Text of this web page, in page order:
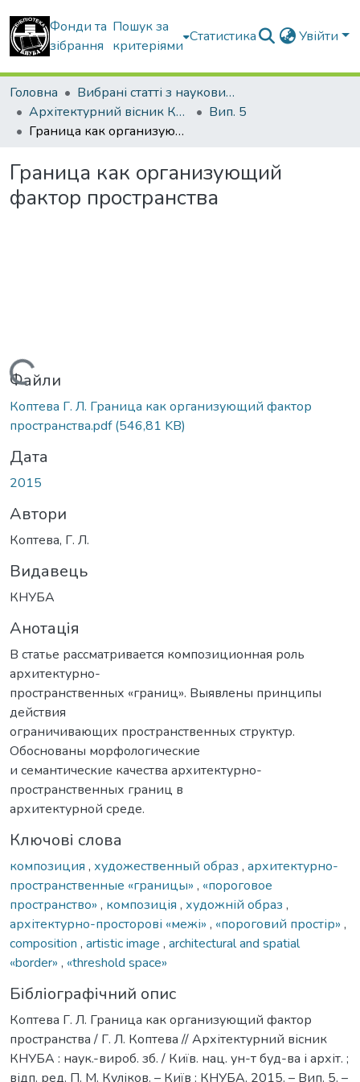
Фонди та
зібрання
Пошук за
критеріями
Статистика Увійти
Головна
Вибрані статті з наукових збірників КНУБА
Архітектурний вісник КНУБА
Вип. 5
Граница как организующий фактор пространства
Граница как организующий
фактор пространства
Вантажиться...
Файли
Коптева Г. Л. Граница как организующий фактор
пространства.pdf(546,81 KB)
Дата
2015
Автори
Коптева, Г. Л.
Видавець
КНУБА
Анотація
В статье рассматривается композиционная роль
архитектурно-
пространственных «границ». Выявлены принципы
действия
ограничивающих пространственных структур.
Обоснованы морфологические
и семантические качества архитектурно-
пространственных границ в
архитектурной среде.
Ключові слова
композиция , художественный образ , архитектурно-
пространственные «границы» , «пороговое
пространство» , композиція , художній образ ,
архітектурно-просторові «межі» , «пороговий простір» ,
composition , artistic image , architectural and spatial
«border» , «threshold space»
Бібліографічний опис
Коптева Г. Л. Граница как организующий фактор
пространства / Г. Л. Коптева // Архітектурний вісник
КНУБА : наук.-вироб. зб. / Київ. нац. ун-т буд-ва і архіт. ;
відп. ред. П. М. Куліков. – Київ : КНУБА, 2015. – Вип. 5. –